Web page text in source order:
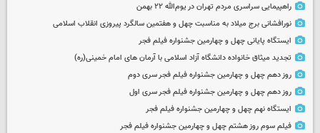
راهپیمایی سراسری مردم تهران در یوم‌الله ۲۲ بهمن
نورافشانی برج میلاد به مناسبت چهل‌ و هفتمین سالگرد پیروزی انقلاب اسلامی
ایستگاه پایانی چهل و چهارمین جشنواره فیلم فجر
تجدید میثاق خانواده دانشگاه آزاد اسلامی با آرمان های امام خمینی(ره)
روز دهم چهل و چهارمین جشنواره فیلم فجر سری دوم
روز دهم چهل و چهارمین جشنواره فیلم فجر سری اول
ایستگاه نهم چهل و چهارمین جشنواره فیلم فجر
فیلم سوم روز هشتم چهل و چهارمین جشنواره فیلم فجر